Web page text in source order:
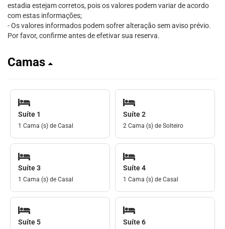
estadia estejam corretos, pois os valores podem variar de acordo
com estas informações;
- Os valores informados podem sofrer alteração sem aviso prévio.
Por favor, confirme antes de efetivar sua reserva.
Camas
Suíte 1
1 Cama (s) de Casal
Suíte 2
2 Cama (s) de Solteiro
Suíte 3
1 Cama (s) de Casal
Suíte 4
1 Cama (s) de Casal
Suíte 5 Suíte 6